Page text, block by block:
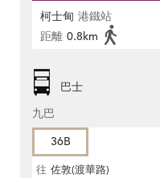
柯士甸 港鐵站
距離 0.8km
巴士
九巴
36B
往 佐敦(渡華路)